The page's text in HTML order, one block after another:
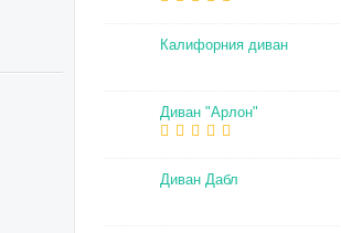
Калифорния диван
Диван "Арлон"
Диван Дабл